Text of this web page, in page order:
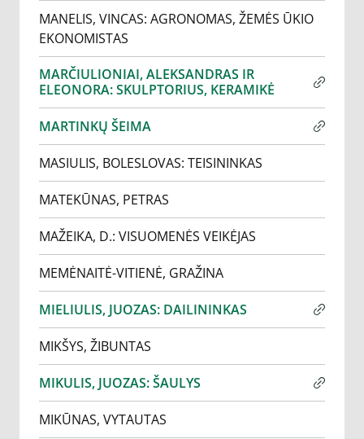
MANELIS, VINCAS: AGRONOMAS, ŽEMĖS ŪKIO
EKONOMISTAS
MARČIULIONIAI, ALEKSANDRAS IR
ELEONORA: SKULPTORIUS, KERAMIKĖ
MARTINKŲ ŠEIMA
MASIULIS, BOLESLOVAS: TEISININKAS
MATEKŪNAS, PETRAS
MAŽEIKA, D.: VISUOMENĖS VEIKĖJAS
MEMĖNAITĖ-VITIENĖ, GRAŽINA
MIELIULIS, JUOZAS: DAILININKAS
MIKŠYS, ŽIBUNTAS
MIKULIS, JUOZAS: ŠAULYS
MIKŪNAS, VYTAUTAS